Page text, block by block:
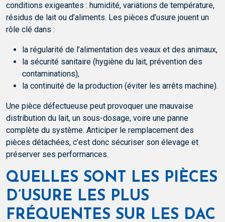
conditions exigeantes : humidité, variations de température,
résidus de lait ou d’aliments. Les pièces d’usure jouent un
rôle clé dans :
la régularité de l’alimentation des veaux et des animaux,
la sécurité sanitaire (hygiène du lait, prévention des
contaminations),
la continuité de la production (éviter les arrêts machine).
Une pièce défectueuse peut provoquer une mauvaise
distribution du lait, un sous-dosage, voire une panne
complète du système. Anticiper le remplacement des
pièces détachées, c’est donc sécuriser son élevage et
préserver ses performances.
QUELLES SONT LES PIÈCES
D’USURE LES PLUS
FRÉQUENTES SUR LES DAC